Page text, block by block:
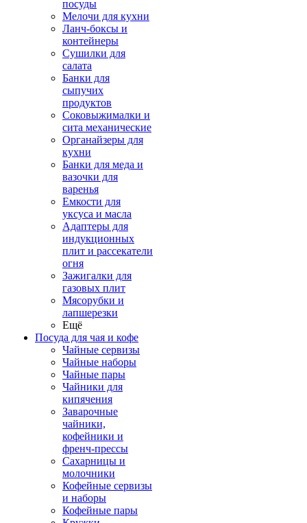
посуды
Мелочи для кухни
Ланч-боксы и
контейнеры
Сушилки для
салата
Банки для
сыпучих
продуктов
Соковыжималки и
сита механические
Органайзеры для
кухни
Банки для меда и
вазочки для
варенья
Емкости для
уксуса и масла
Адаптеры для
индукционных
плит и рассекатели
огня
Зажигалки для
газовых плит
Мясорубки и
лапшерезки
Ещё
Посуда для чая и кофе
Чайные сервизы
Чайные наборы
Чайные пары
Чайники для
кипячения
Заварочные
чайники,
кофейники и
френч-прессы
Сахарницы и
молочники
Кофейные сервизы
и наборы
Кофейные пары